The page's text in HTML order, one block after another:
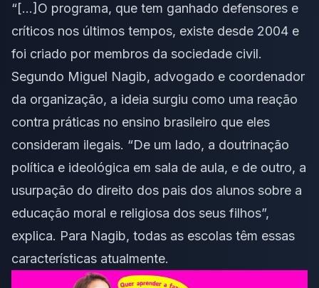
“[…]O programa, que tem ganhado defensores e
críticos nos últimos tempos, existe desde 2004 e
foi criado por membros da sociedade civil.
Segundo Miguel Nagib, advogado e coordenador
da organização, a ideia surgiu como uma reação
contra práticas no ensino brasileiro que eles
consideram ilegais. “De um lado, a doutrinação
política e ideológica em sala de aula, e de outro, a
usurpação do direito dos pais dos alunos sobre a
educação moral e religiosa dos seus filhos”,
explica. Para Nagib, todas as escolas têm essas
características atualmente.